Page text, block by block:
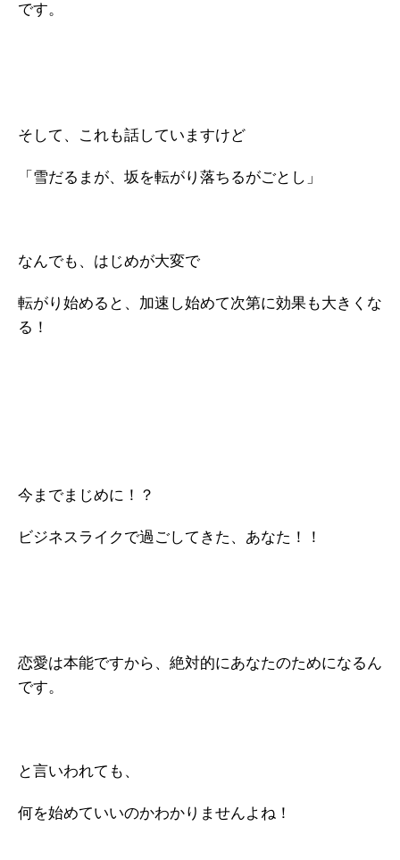
です。
そして、これも話していますけど
「雪だるまが、坂を転がり落ちるがごとし」
なんでも、はじめが大変で
転がり始めると、加速し始めて次第に効果も大きくな
る！
今までまじめに！？
ビジネスライクで過ごしてきた、あなた！！
恋愛は本能ですから、絶対的にあなたのためになるん
です。
と言いわれても、
何を始めていいのかわかりませんよね！